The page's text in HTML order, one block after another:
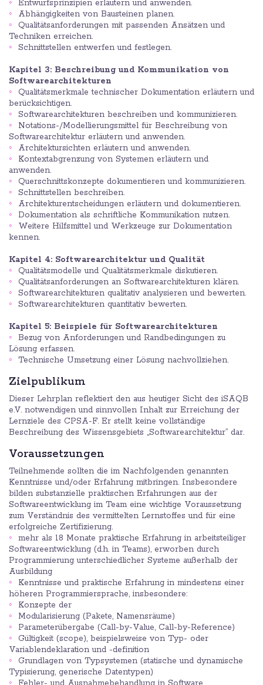
Entwurfsprinzipien erläutern und anwenden.
Abhängigkeiten von Bausteinen planen.
Qualitätsanforderungen mit passenden Ansätzen und
Techniken erreichen.
Schnittstellen entwerfen und festlegen.
Kapitel 3: Beschreibung und Kommunikation von
Softwarearchitekturen
Qualitätsmerkmale technischer Dokumentation erläutern und
berücksichtigen.
Softwarearchitekturen beschreiben und kommunizieren.
Notations-/Modellierungsmittel für Beschreibung von
Softwarearchitektur erläutern und anwenden.
Architektursichten erläutern und anwenden.
Kontextabgrenzung von Systemen erläutern und
anwenden.
Querschnittskonzepte dokumentieren und kommunizieren.
Schnittstellen beschreiben.
Architekturentscheidungen erläutern und dokumentieren.
Dokumentation als schriftliche Kommunikation nutzen.
Weitere Hilfsmittel und Werkzeuge zur Dokumentation
kennen.
Kapitel 4: Softwarearchitektur und Qualität
Qualitätsmodelle und Qualitätsmerkmale diskutieren.
Qualitätsanforderungen an Softwarearchitekturen klären.
Softwarearchitekturen qualitativ analysieren und bewerten.
Softwarearchitekturen quantitativ bewerten.
Kapitel 5: Beispiele für Softwarearchitekturen
Bezug von Anforderungen und Randbedingungen zu
Lösung erfassen.
Technische Umsetzung einer Lösung nachvollziehen.
Zielpublikum
Dieser Lehrplan reflektiert den aus heutiger Sicht des iSAQB
e.V. notwendigen und sinnvollen Inhalt zur Erreichung der
Lernziele des CPSA-F. Er stellt keine vollständige
Beschreibung des Wissensgebiets „Softwarearchitektur“ dar.
Voraussetzungen
Teilnehmende sollten die im Nachfolgenden genannten
Kenntnisse und/oder Erfahrung mitbringen. Insbesondere
bilden substanzielle praktischen Erfahrungen aus der
Softwareentwicklung im Team eine wichtige Voraussetzung
zum Verständnis des vermittelten Lernstoffes und für eine
erfolgreiche Zertifizierung.
mehr als 18 Monate praktische Erfahrung in arbeitsteiliger
Softwareentwicklung (d.h. in Teams), erworben durch
Programmierung unterschiedlicher Systeme außerhalb der
Ausbildung
Kenntnisse und praktische Erfahrung in mindestens einer
höheren Programmiersprache, insbesondere:
Konzepte der
Modularisierung (Pakete, Namensräume)
Parameterübergabe (Call-by-Value, Call-by-Reference)
Gültigkeit (scope), beispielsweise von Typ- oder
Variablendeklaration und -definition
Grundlagen von Typsystemen (statische und dynamische
Typisierung, generische Datentypen)